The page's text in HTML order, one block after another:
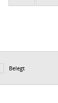
Belegt